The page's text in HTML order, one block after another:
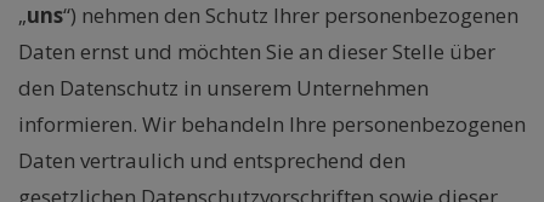
„uns“) nehmen den Schutz Ihrer personenbezogenen
Daten ernst und möchten Sie an dieser Stelle über
den Datenschutz in unserem Unternehmen
informieren. Wir behandeln Ihre personenbezogenen
Daten vertraulich und entsprechend den